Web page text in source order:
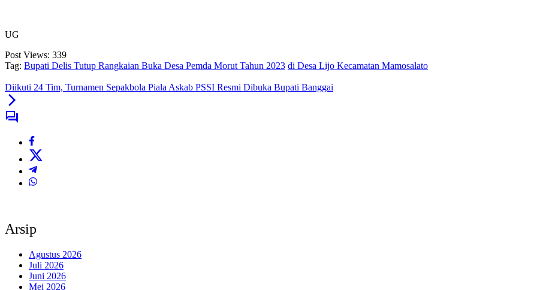
UG
Post Views: 339
Tag: Bupati Delis Tutup Rangkaian Buka Desa Pemda Morut Tahun 2023 di Desa Lijo Kecamatan Mamosalato
Diikuti 24 Tim, Turnamen Sepakbola Piala Askab PSSI Resmi Dibuka Bupati Banggai
Arsip
Agustus 2026
Juli 2026
Juni 2026
Mei 2026